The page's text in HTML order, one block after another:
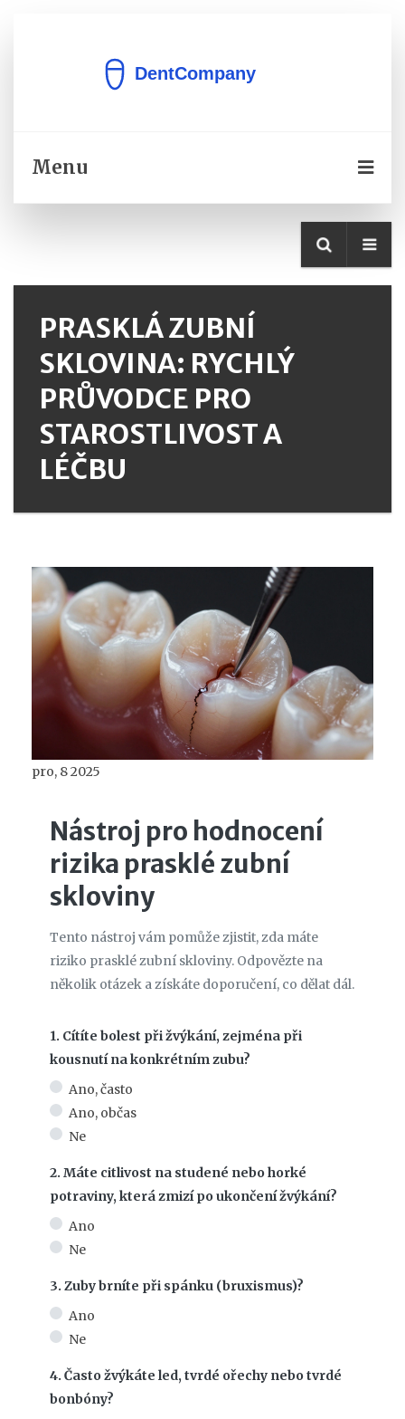
Menu
PRASKLÁ ZUBNÍ
SKLOVINA: RYCHLÝ
PRŮVODCE PRO
STAROSTLIVOST A
LÉČBU
pro, 8 2025
Nástroj pro hodnocení
rizika prasklé zubní
skloviny
Tento nástroj vám pomůže zjistit, zda máte
riziko prasklé zubní skloviny. Odpovězte na
několik otázek a získáte doporučení, co dělat dál.
1. Cítíte bolest při žvýkání, zejména při
kousnutí na konkrétním zubu?
Ano, často
Ano, občas
Ne
2. Máte citlivost na studené nebo horké
potraviny, která zmizí po ukončení žvýkání?
Ano
Ne
3. Zuby brníte při spánku (bruxismus)?
Ano
Ne
4. Často žvýkáte led, tvrdé ořechy nebo tvrdé
bonbóny?